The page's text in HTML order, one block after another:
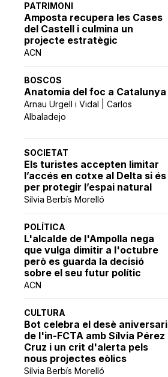
PATRIMONI
Amposta recupera les Cases
del Castell i culmina un
projecte estratègic
ACN
BOSCOS
Anatomia del foc a Catalunya
Arnau Urgell i Vidal | Carlos
Albaladejo
SOCIETAT
Els turistes accepten limitar
l’accés en cotxe al Delta si és
per protegir l’espai natural
Sílvia Berbís Morelló
POLÍTICA
L'alcalde de l'Ampolla nega
que vulga dimitir a l'octubre
però es guarda la decisió
sobre el seu futur polític
ACN
CULTURA
Bot celebra el desè aniversari
de l'in-FCTA amb Sílvia Pérez
Cruz i un crit d'alerta pels
nous projectes eòlics
Sílvia Berbís Morelló